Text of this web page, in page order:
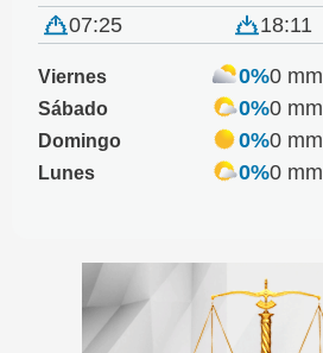
07:25 18:11
Viernes 0%0 mm
Sábado
0%0 mm
Domingo
0%0 mm
Lunes
0%0 mm